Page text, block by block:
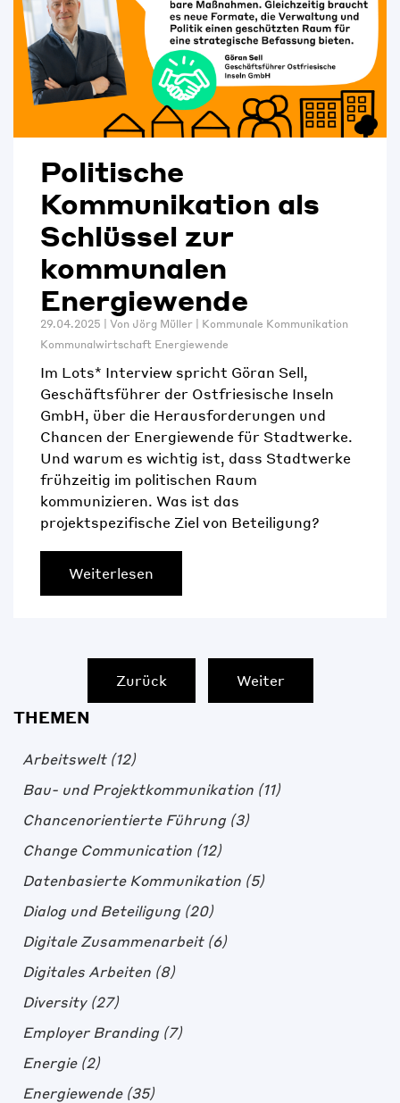
Politische
Kommunikation als
Schlüssel zur
kommunalen
Energiewende
29.04.2025 | Von Jörg Müller
Kommunale Kommunikation
Kommunalwirtschaft Energiewende
Im Lots* Interview spricht Göran Sell,
Geschäftsführer der Ostfriesische Inseln
GmbH, über die Herausforderungen und
Chancen der Energiewende für Stadtwerke.
Und warum es wichtig ist, dass Stadtwerke
frühzeitig im politischen Raum
kommunizieren. Was ist das
projektspezifische Ziel von Beteiligung?
Weiterlesen
Zurück Weiter
THEMEN
Arbeitswelt (12)
Bau- und Projektkommunikation (11)
Chancenorientierte Führung (3)
Change Communication (12)
Datenbasierte Kommunikation (5)
Dialog und Beteiligung (20)
Digitale Zusammenarbeit (6)
Digitales Arbeiten (8)
Diversity (27)
Employer Branding (7)
Energie (2)
Energiewende (35)